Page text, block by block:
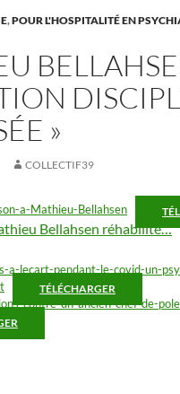
,POUR L'HOSPITALITÉ EN
»
COLLECTIF39
a-Mathieu-Bellahsen
Bellahsen réhabilité…
a-lecart-pendant-le-covid-un-
TÉLÉCHARGER
contre-un-ancien-chef-de-